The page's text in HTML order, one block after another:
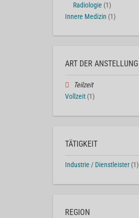
Radiologie (1)
Innere Medizin (1)
ART DER ANSTELLUNG
Teilzeit
Vollzeit (1)
TÄTIGKEIT
Industrie / Dienstleister (1)
REGION